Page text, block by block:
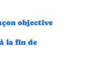
objective
la fin de